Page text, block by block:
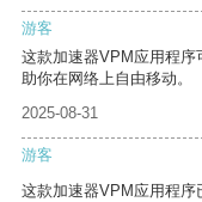
游客
这款加速器VPM应用程
助你在网络上自由移动。
2025-08-31
游客
这款加速器VPM应用程序